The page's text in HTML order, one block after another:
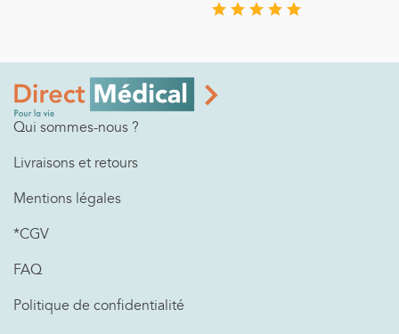
Qui sommes-nous ?
Livraisons et retours
Mentions légales
*CGV
FAQ
Politique de confidentialité